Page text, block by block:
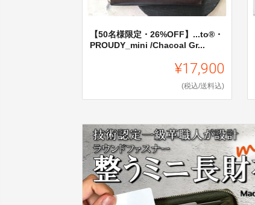
【50名様限定・26%OFF】...to®・
PROUDY_mini /Chacoal Gr...
¥17,900
(税込/送料込)